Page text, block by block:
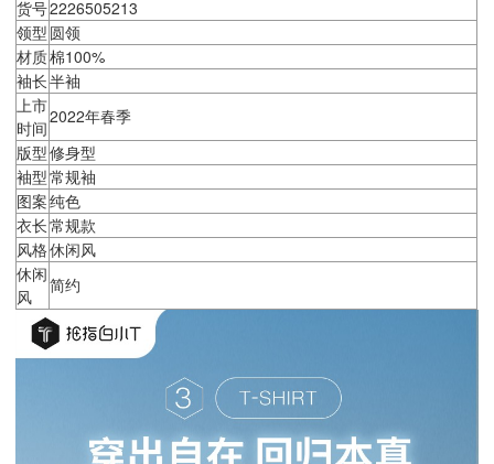
货号2226505213
领型 圆领
材质棉100%
袖长半袖
上市
时间
2022年春季
版型修身型
袖型常规袖
图案纯色
衣长常规款
风格休闲风
休闲
风
简约